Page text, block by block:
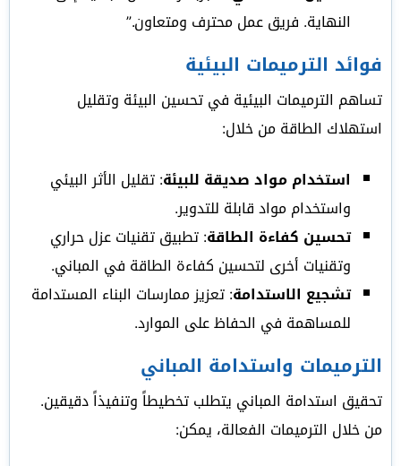
النهاية. فريق عمل محترف ومتعاون.”
فوائد الترميمات البيئية
تساهم الترميمات البيئية في تحسين البيئة وتقليل
استهلاك الطاقة من خلال:
استخدام مواد صديقة للبيئة: تقليل الأثر البيئي
واستخدام مواد قابلة للتدوير.
تحسين كفاءة الطاقة: تطبيق تقنيات عزل حراري
وتقنيات أخرى لتحسين كفاءة الطاقة في المباني.
تشجيع الاستدامة: تعزيز ممارسات البناء المستدامة
للمساهمة في الحفاظ على الموارد.
الترميمات واستدامة المباني
تحقيق استدامة المباني يتطلب تخطيطاً وتنفيذاً دقيقين.
من خلال الترميمات الفعالة، يمكن: